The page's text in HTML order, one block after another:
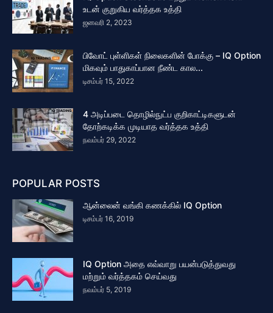
உடன் குறுகிய வர்த்தக உத்தி
ஜனவரி 2, 2023
பிவோட் புள்ளிகள் நிலைகளின் போக்கு – IQ Option
மிகவும் பாதுகாப்பான நீண்ட கால...
டிசம்பர் 15, 2022
4 அடிப்படை தொழில்நுட்ப குறிகாட்டிகளுடன்
தோற்கடிக்க முடியாத வர்த்தக உத்தி
நவம்பர் 29, 2022
POPULAR POSTS
ஆன்லைன் வங்கி கணக்கில் IQ Option
டிசம்பர் 16, 2019
IQ Option அதை எவ்வாறு பயன்படுத்துவது
மற்றும் வர்த்தகம் செய்வது
நவம்பர் 5, 2019